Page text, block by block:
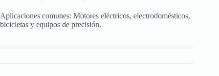
Aplicaciones comunes: Motores eléctricos, electrodomésticos,
bicicletas y equipos de precisión.